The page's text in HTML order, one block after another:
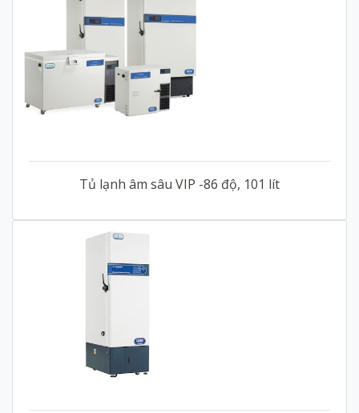
Tủ lạnh âm sâu VIP -86 độ, 101 lít